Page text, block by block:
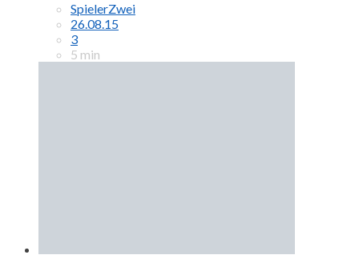
SpielerZwei
26.08.15
3
5 min